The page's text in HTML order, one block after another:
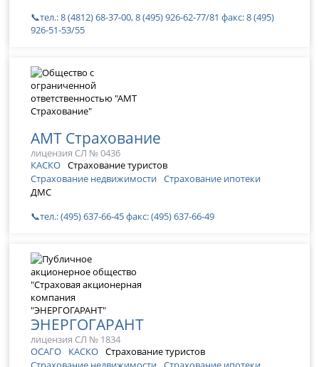
📞тел.: 8 (4812) 68-37-00, 8 (495) 926-62-77/81 факс: 8 (495)
926-51-53/55
АМТ Страхование
лицензия СЛ № 0436
КАСКО Страхование туристов
Страхование недвижимости Страхование ипотеки
ДМС
📞тел.: (495) 637-66-45 факс: (495) 637-66-49
ЭНЕРГОГАРАНТ
лицензия СЛ № 1834
ОСАГО
КАСКО Страхование туристов